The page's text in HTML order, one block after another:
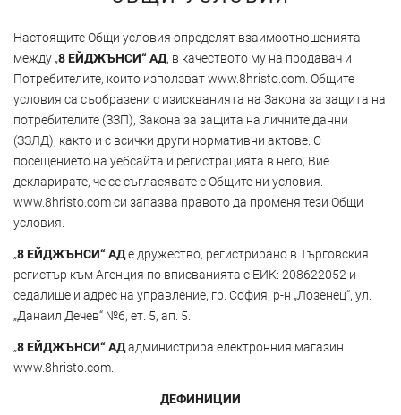
Настоящите Общи условия определят взаимоотношенията
между „8 ЕЙДЖЪНСИ“ АД, в качеството му на продавач и
Потребителите, които използватwww.8hristo.com . Общите
условия са съобразени с изискванията на Закона за защита на
потребителите (ЗЗП), Закона за защита на личните данни
(ЗЗЛД), както и с всички други нормативни актове. С
посещението на уебсайта и регистрацията в него, Вие
декларирате, че се съгласявате с Общите ни условия.
www.8hristo.comси запазва правото да променя тези Общи
условия.
„8 ЕЙДЖЪНСИ“ АДе дружество, регистрирано в Търговския
регистър към Агенция по вписванията с ЕИК: 208622052 и
седалище и адрес на управление, гр. София, р-н „Лозенец“, ул.
„Данаил Дечев“ №6, ет. 5, ап. 5.
„8 ЕЙДЖЪНСИ“ АДадминистрира електронния магазин
www.8hristo.com.
ДЕФИНИЦИИ